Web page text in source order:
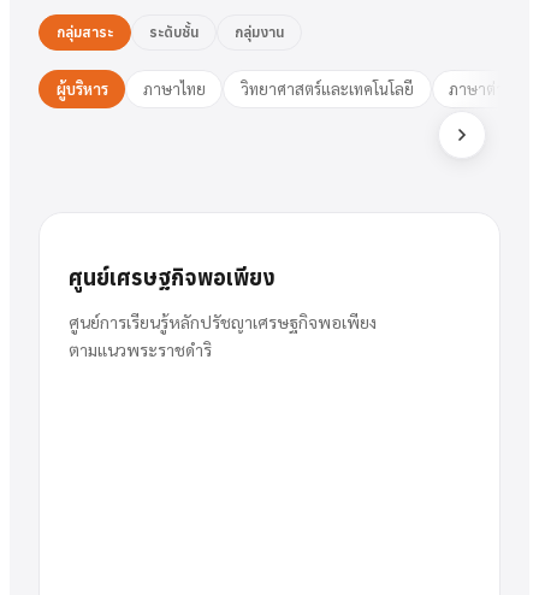
กลุ่มสาระ ระดับชั้น กลุ่มงาน
ผู้บริหาร ภาษาไทย วิทยาศาสตร์และเทคโนโลยี ภาษาต่างประ
นายสารัตน์ พวงเงิน
พวงเงิน
ผู้อำนวยการ
นางสาวชมพูนุท ศรีฟ้า
ศูนย์เศรษฐกิจพอเพียง
ศูนย์การเรียนรู้หลักปรัชญาเศรษฐกิจพอเพียง
ตามแนวพระราชดำริ